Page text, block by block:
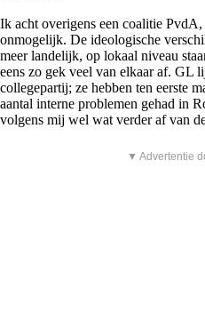
Ik acht overigens een coalitie
onmogelijk. De ideologische
meer landelijk, op lokaal niveau
eens zo gek veel van elkaar af. GL
collegepartij; ze hebben ten eerste
aantal interne problemen gehad in
volgens mij wel wat verder af van
▼ Advertentie